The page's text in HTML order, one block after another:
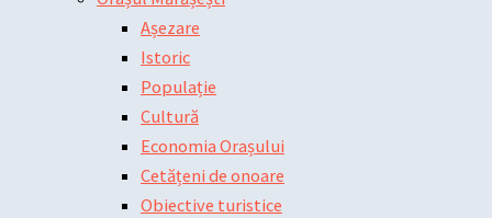
Așezare
Istoric
Populație
Cultură
Economia Orașului
Cetățeni de onoare
Obiective turistice